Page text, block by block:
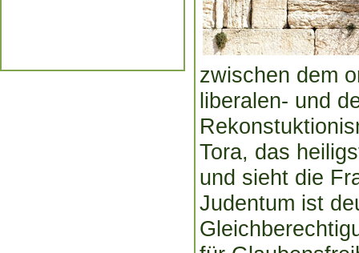
zwischen dem
liberalen- und
Tora, das
und sieht die
Judentum ist